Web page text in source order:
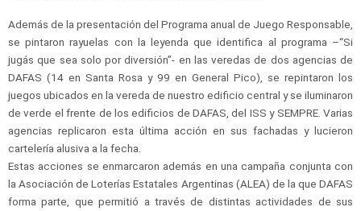
Además de la presentación del Programa anual de Juego Responsable,
se pintaron rayuelas con la leyenda que identifica al programa –“Si
jugás que sea solo por diversión”- en las veredas de dos agencias de
DAFAS (14 en Santa Rosa y 99 en General Pico), se repintaron los
juegos ubicados en la vereda de nuestro edificio central y se iluminaron
de verde el frente de los edificios de DAFAS, del ISS y SEMPRE. Varias
agencias replicaron esta última acción en sus fachadas y lucieron
cartelería alusiva a la fecha.
Estas acciones se enmarcaron además en una campaña conjunta con
la Asociación de Loterías Estatales Argentinas (ALEA) de la que DAFAS
forma parte, que permitió a través de distintas actividades de sus